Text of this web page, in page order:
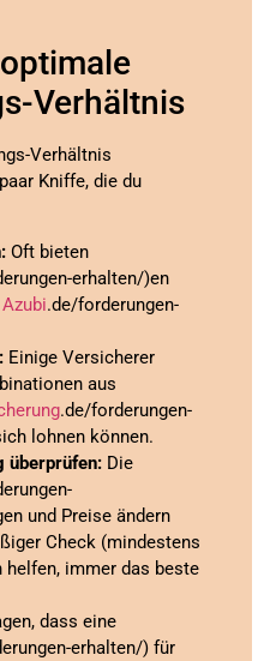
Verhältnis
Verhältnis
Kniffe, die du
Oft bieten
erhalten/)en
Azubi.de/forderungen-
Einige Versicherer
aus
.de/forderungen-
lohnen können.
überprüfen: Die
und Preise ändern
Check (mindestens
immer das beste
dass eine
erhalten/) für